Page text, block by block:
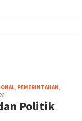
, PEMERINTAHAN,
Politik